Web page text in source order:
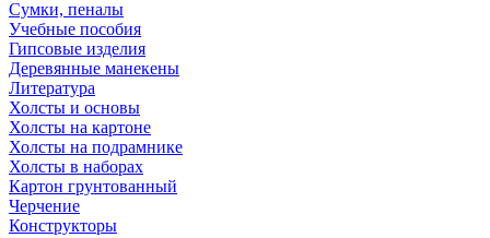
Сумки, пеналы
Учебные пособия
Гипсовые изделия
Деревянные манекены
Литература
Холсты и основы
Холсты на картоне
Холсты на подрамнике
Холсты в наборах
Картон грунтованный
Черчение
Конструкторы